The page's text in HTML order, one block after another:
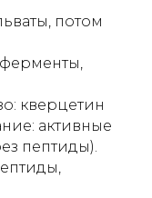
потом
ферменты,
кверцетин
активные
пептиды).